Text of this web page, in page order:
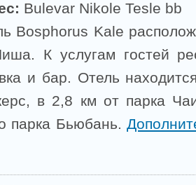
Bulevar Nikole Tesle bb
Bosphorus Kale
К услугам гостей
и бар. Отель
в 2,8 км от парка
парка Бьюбань.